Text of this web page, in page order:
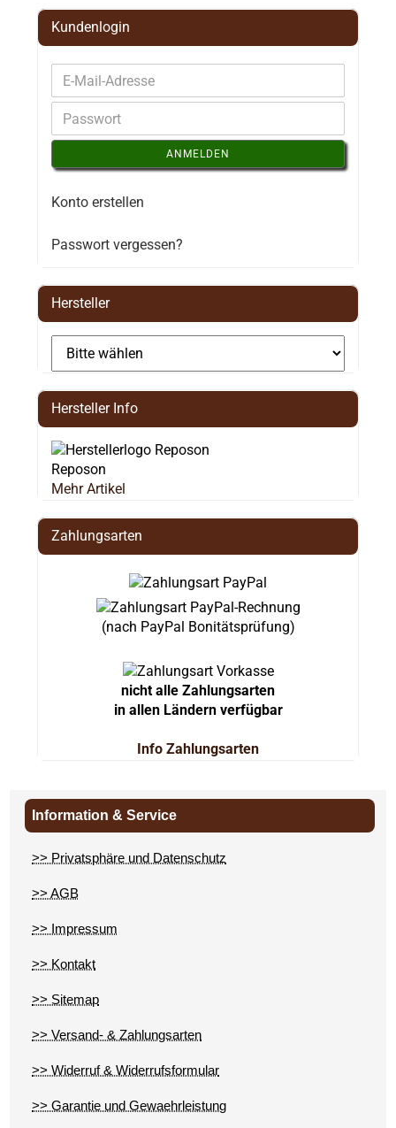
Kundenlogin
ANMELDEN
Konto erstellen
Passwort vergessen?
Hersteller
Hersteller Info
Reposon
Mehr Artikel
Zahlungsarten
(nach PayPal Bonitätsprüfung)
nicht alle Zahlungsarten
in allen Ländern verfügbar
Info Zahlungsarten
Information & Service
>> Privatsphäre und Datenschutz
>> AGB
>> Impressum
>> Kontakt
>> Sitemap
>> Versand- & Zahlungsarten
>> Widerruf & Widerrufsformular
>> Garantie und Gewaehrleistung